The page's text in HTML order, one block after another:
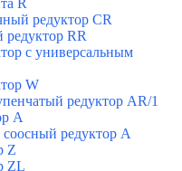
R
редуктор СR
редуктор RR
с универсальным
W
редуктор AR/1
А
редуктор А
Z
ZL